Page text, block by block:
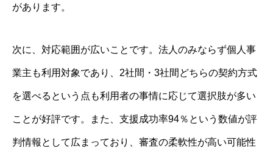
があります。
次に、対応範囲が広いことです。法人のみならず個人事
業主も利用対象であり、2社間・3社間どちらの契約方式
を選べるという点も利用者の事情に応じて選択肢が多い
ことが好評です。また、支援成功率94％という数値が評
判情報として広まっており、審査の柔軟性が高い可能性